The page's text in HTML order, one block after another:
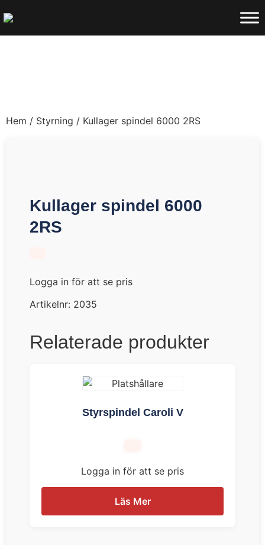
Hem / Styrning / Kullager spindel 6000 2RS
Kullager spindel 6000
2RS
Logga in för att se pris
Artikelnr: 2035
Relaterade produkter
Styrspindel Caroli V
Logga in för att se pris
Läs Mer